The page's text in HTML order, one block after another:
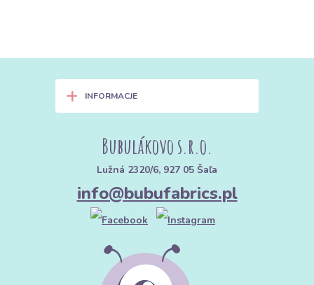
+ INFORMACJE
Bubulákovo s.r.o.
Lužná 2320/6, 927 05 Šaľa
info@bubufabrics.pl